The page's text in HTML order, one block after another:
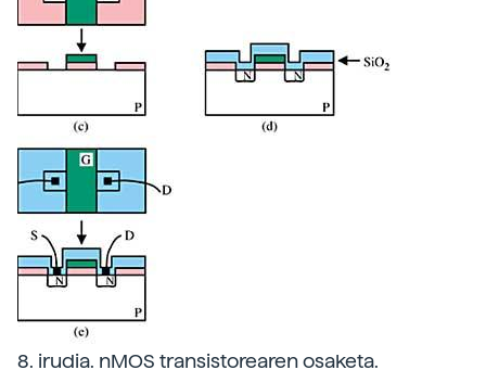
8. irudia. nMOS transistorearen osaketa.